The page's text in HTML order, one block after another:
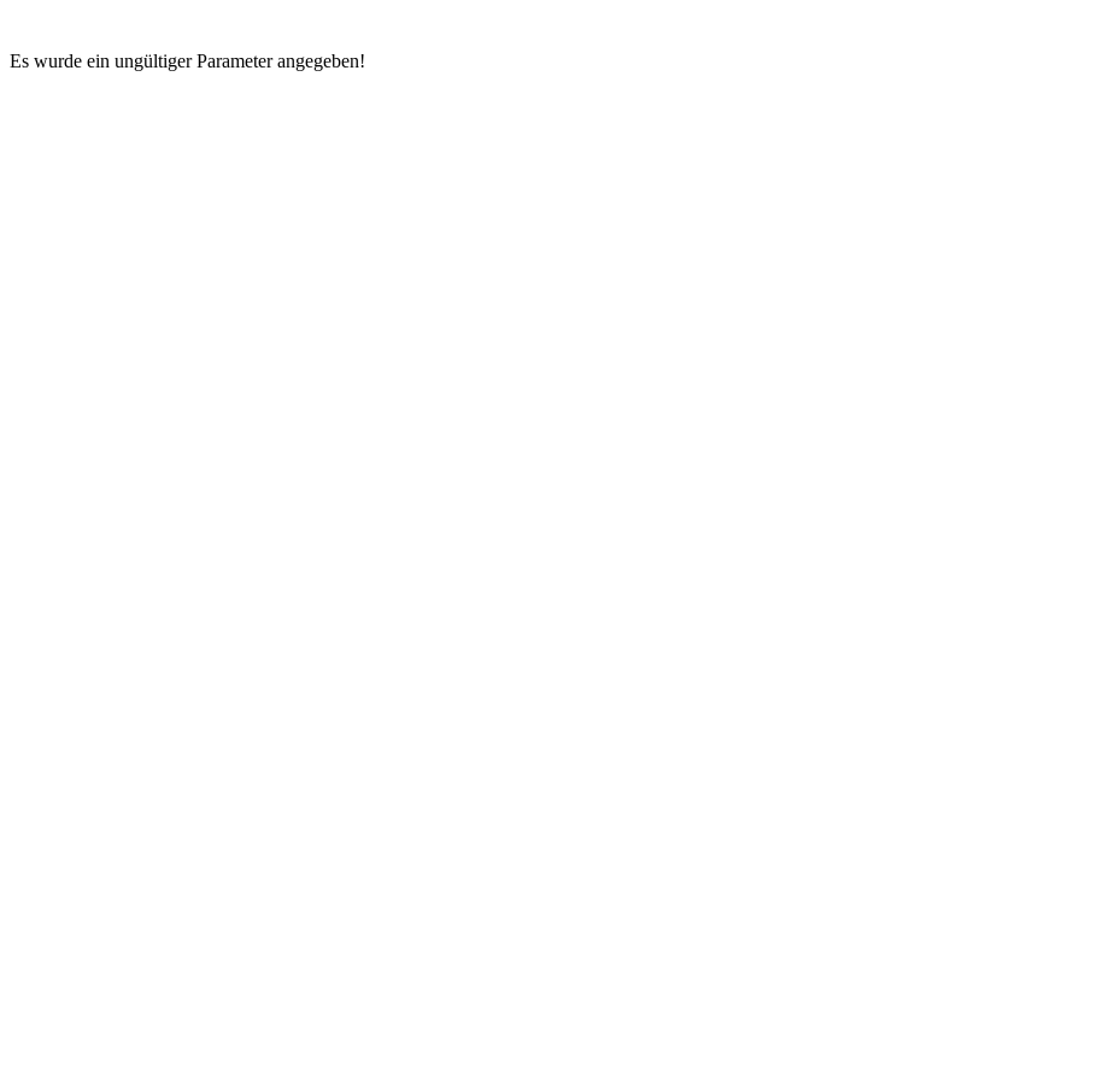
Es wurde ein ungültiger Parameter angegeben!